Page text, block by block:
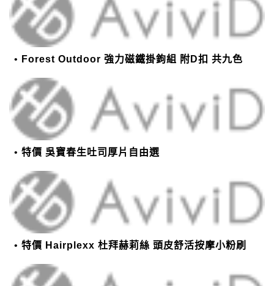
Forest Outdoor 強力磁鐵掛鉤組 附D扣 共九色
特價 吳寶春生吐司厚片自由選
特價 Hairplexx 杜拜赫莉絲 頭皮舒活按摩小粉刷